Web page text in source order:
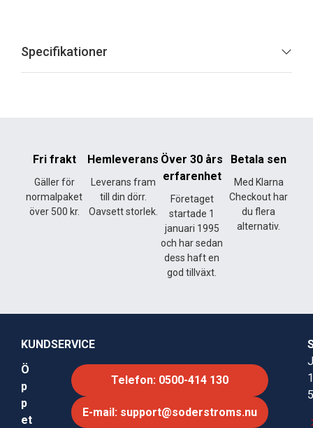
Specifikationer
Fri frakt
Gäller för
normalpaket
över 500 kr.
Hemleverans
Leverans fram
till din dörr.
Oavsett storlek.
Över 30 års
erfarenhet
Företaget
startade 1
januari 1995
och har sedan
dess haft en
god tillväxt.
Betala sen
Med Klarna
Checkout har
du flera
alternativ.
KUNDSERVICE
Ö
p
p
et
Telefon: 0500-414 130
E-mail: support@soderstroms.nu